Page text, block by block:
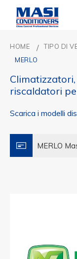
HOME TIPO DI
MERLO
riscaldatori
Scarica i modelli
MERLO